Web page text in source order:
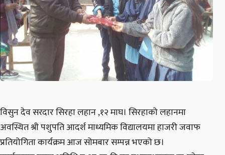
विसुन देव सरदार सिरहा लहान ,१२ माघ। सिरहाको लहानमा
अवस्थित श्री पशुपति आदर्श माध्यमिक विद्यालयमा हाजरी जवाफ
प्रतियोगिता कार्यक्रम आज सोमबार सम्पन्न भएको छ।